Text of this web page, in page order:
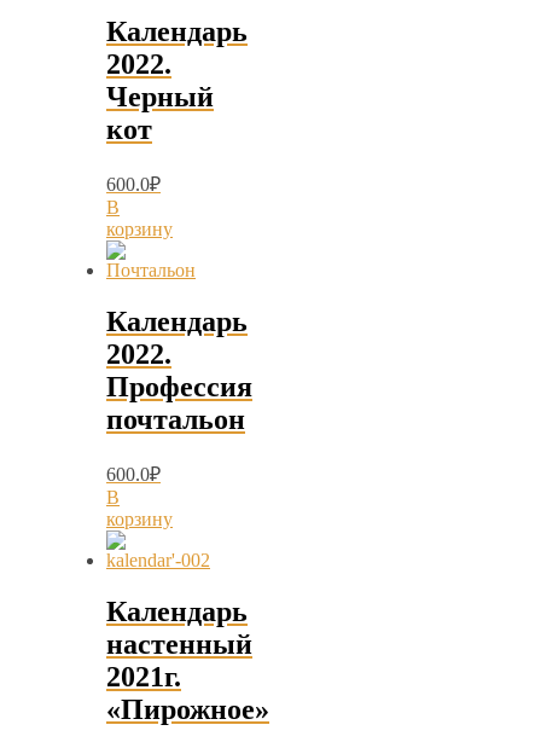
Календарь
2022.
Черный
кот
600.0₽
В
корзину
Календарь
2022.
Профессия
почтальон
600.0₽
В
корзину
Календарь
настенный
2021г.
«Пирожное»